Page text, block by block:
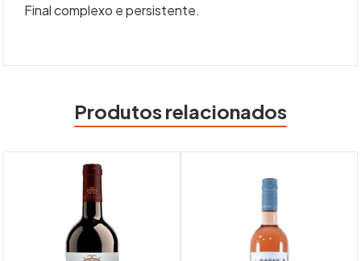
Final complexo e persistente.
Produtos relacionados